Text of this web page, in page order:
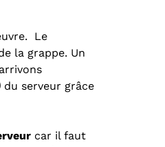
Le
la grappe. Un
du serveur grâce
car il faut